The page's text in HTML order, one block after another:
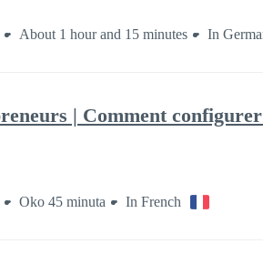
About 1 hour and 15 minutes In
| Comment configurer
Oko 45 minuta In French